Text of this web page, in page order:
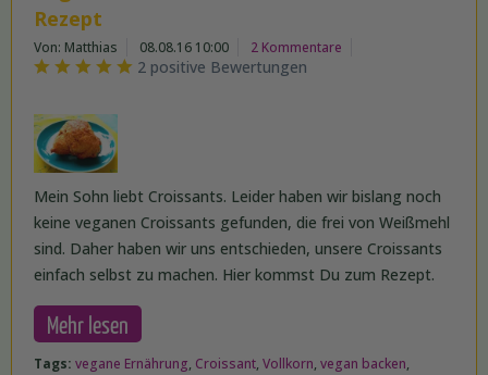
Rezept
Von: Matthias 08.08.16 10:00 2 Kommentare
2 positive Bewertungen
Mein Sohn liebt Croissants. Leider haben wir bislang noch
keine veganen Croissants gefunden, die frei von Weißmehl
sind. Daher haben wir uns entschieden, unsere Croissants
einfach selbst zu machen. Hier kommst Du zum Rezept.
Mehr lesen
Tags: vegane Ernährung, Croissant, Vollkorn, vegan backen,